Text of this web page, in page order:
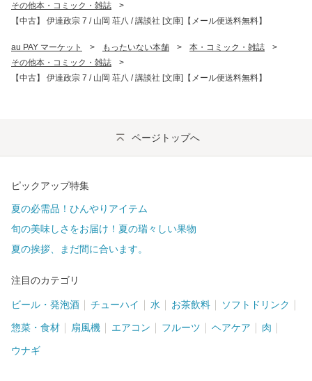
その他本・コミック・雑誌
>
【中古】 伊達政宗 7 / 山岡 荘八 / 講談社 [文庫]【メール便送料無料】
au PAY マーケット > もったいない本舗 > 本・コミック・雑誌
>
その他本・コミック・雑誌
>
【中古】 伊達政宗 7 / 山岡 荘八 / 講談社 [文庫]【メール便送料無料】
ページトップへ
ピックアップ特集
夏の必需品！ひんやりアイテム
旬の美味しさをお届け！夏の瑞々しい果物
夏の挨拶、まだ間に合います。
注目のカテゴリ
ビール・発泡酒 チューハイ 水 お茶飲料 ソフトドリンク
惣菜・食材 扇風機 エアコン フルーツ ヘアケア 肉
ウナギ